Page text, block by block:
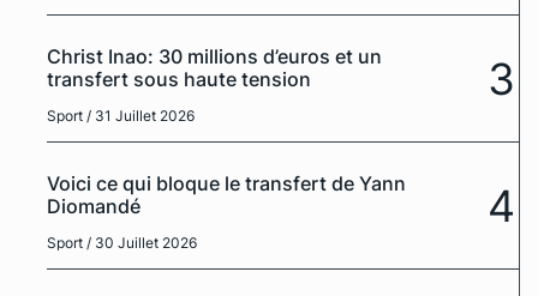
Christ Inao: 30 millions d’euros et un
transfert sous haute tension
Sport / 31 Juillet 2026
3
Voici ce qui bloque le transfert de Yann
Diomandé
Sport / 30 Juillet 2026
4